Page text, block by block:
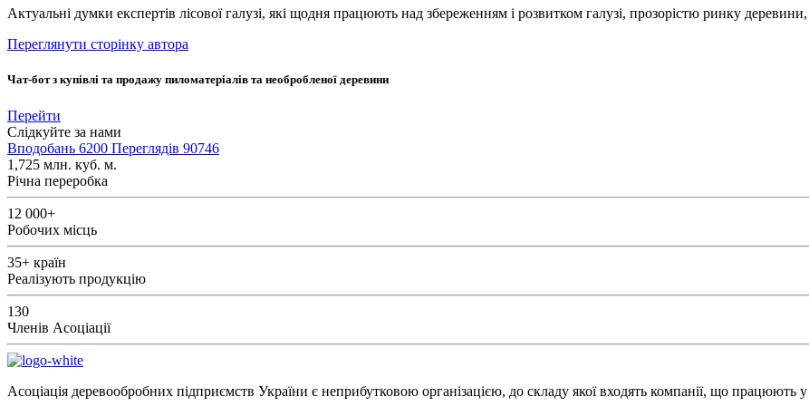
Актуальні думки експертів лісової галузі, які щодня працюють над збереженням і розвитком галузі, прозорістю ринку
Переглянути сторінку автора
Чат-бот з купівлі та продажу пиломатеріалів та необробленої деревини
Перейти
Слідкуйте за нами
Вподобань 6200 Переглядів 90746
1,725 млн. куб. м.
Річна переробка
12 000+
Робочих місць
35+ країн
Реалізують продукцію
130
Членів Асоціації
Асоціація деревообробних підприємств України є неприбутковою організацією, до складу якої входять компанії, що працюють